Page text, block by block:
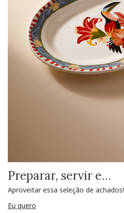
Preparar, servir e…
Aproveitar essa seleção de achados!
Eu quero